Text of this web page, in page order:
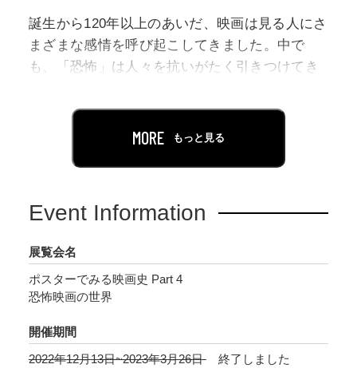
誕生から120年以上のあいだ、映画は見る人にさ
まざまな感情を呼び起こしてきました。中で
も、「恐怖」は人々を抗いがたく引きつけてき
の心の闇を暴くサイコホラー、あるいは鮮烈な
映像表現で綴られる超常現象と、映画は幅広い
なく、1990年代以降は「Jホラー」と呼ばれる作
きな存在感を放ち続けています。
シリーズ「ポスターでみる映画史」の第4回とな
る「恐怖映画の世界」は、国立映画アーカイブ
のコレクションを中心に、映画草創期から連綿
と作り続けられてきた恐怖映画のポスターを取
MORE もっと見る
Event Information
展覧会名
ポスターでみる映画史 Part 4
恐怖映画の世界
開催期間
2022年12月13日~2023年3月26日
終了しました